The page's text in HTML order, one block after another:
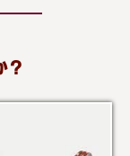
？